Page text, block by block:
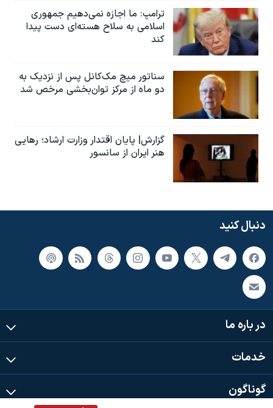
ترامپ: ما اجازه نمی‌دهیم جمهوری
اسلامی به سلاح هسته‌ای دست پیدا
کند
سناتور میچ مک‌کانل پس از نزدیک به
دو ماه از مرکز توان‌بخشی مرخص شد
گزارش| پایان اقتدار وزارت ارشاد؛ رهایی
هنر ایران از سانسور
دنبال کنید
در باره ما
خدمات
گوناگون